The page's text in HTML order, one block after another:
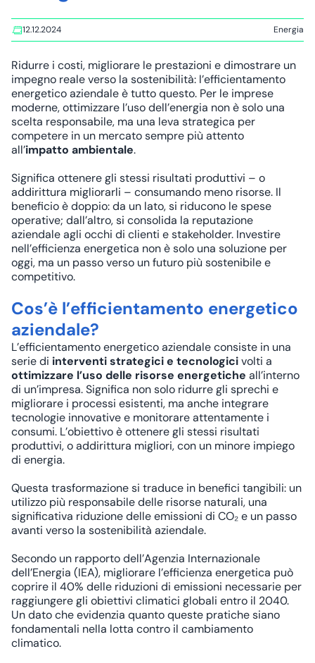
12.12.2024 Energia
Ridurre i costi, migliorare le prestazioni e dimostrare un
impegno reale verso la sostenibilità: l’efficientamento
energetico aziendale è tutto questo. Per le imprese
moderne, ottimizzare l’uso dell’energia non è solo una
scelta responsabile, ma una leva strategica per
competere in un mercato sempre più attento
all’impatto ambientale.
Significa ottenere gli stessi risultati produttivi – o
addirittura migliorarli – consumando meno risorse. Il
beneficio è doppio: da un lato, si riducono le spese
operative; dall’altro, si consolida la reputazione
aziendale agli occhi di clienti e stakeholder. Investire
nell’efficienza energetica non è solo una soluzione per
oggi, ma un passo verso un futuro più sostenibile e
competitivo.
Cos’è l’efficientamento energetico
aziendale?
L’efficientamento energetico aziendale consiste in una
serie di interventi strategici e tecnologicivolti a
ottimizzare l’uso delle risorse energetiche all’interno
di un’impresa. Significa non solo ridurre gli sprechi e
migliorare i processi esistenti, ma anche integrare
tecnologie innovative e monitorare attentamente i
consumi. L’obiettivo è ottenere gli stessi risultati
produttivi, o addirittura migliori, con un minore impiego
di energia.
Questa trasformazione si traduce in benefici tangibili: un
utilizzo più responsabile delle risorse naturali, una
significativa riduzione delle emissioni di CO₂ e un passo
avanti verso la sostenibilità aziendale.
Secondo un rapporto dell’Agenzia Internazionale
dell’Energia (IEA), migliorare l’efficienza energetica può
coprire il 40% delle riduzioni di emissioni necessarie per
raggiungere gli obiettivi climatici globali entro il 2040.
Un dato che evidenzia quanto queste pratiche siano
fondamentali nella lotta contro il cambiamento
climatico.